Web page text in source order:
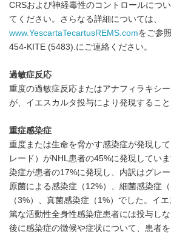
CRSおよび神経毒性のコントロールにつ
てください。さらなる詳細については、
www.YescartaTecartusREMS.comをご参
454-KITE (5483).にご連絡ください。
過敏症反応
重度の過敏症反応またはアナフィラキシ
が、イエスカルタ投与により発現すること
重症感染症
重度または生命を脅かす感染症が発現し
レード）がNHL患者の45%に発現してい
染症が患者の17%に発現し、内訳はグレ
原菌による感染症（12%）、細菌感染症
（3%）、真菌感染症（1%）でした。イ
篤な活動性全身性感染症患者には投与し
後に感染症の徴候や症状について、患者
English